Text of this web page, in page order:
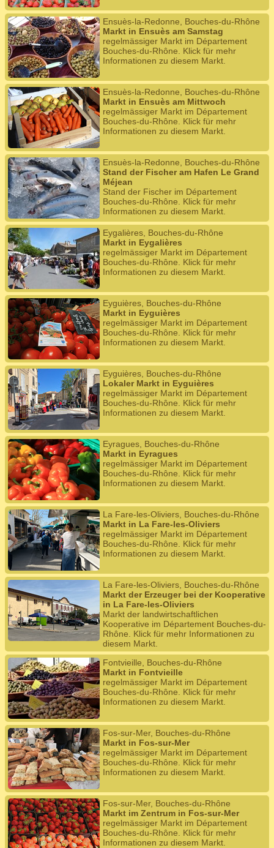
Ensuès-la-Redonne, Bouches-du-Rhône
Markt in Ensuès am Samstag
regelmässiger Markt im Département
Bouches-du-Rhône. Klick für mehr
Informationen zu diesem Markt.
Ensuès-la-Redonne, Bouches-du-Rhône
Markt in Ensuès am Mittwoch
regelmässiger Markt im Département
Bouches-du-Rhône. Klick für mehr
Informationen zu diesem Markt.
Ensuès-la-Redonne, Bouches-du-Rhône
Stand der Fischer am Hafen Le Grand
Méjean
Stand der Fischer im Département
Bouches-du-Rhône. Klick für mehr
Informationen zu diesem Markt.
Eygalières, Bouches-du-Rhône
Markt in Eygalières
regelmässiger Markt im Département
Bouches-du-Rhône. Klick für mehr
Informationen zu diesem Markt.
Eyguières, Bouches-du-Rhône
Markt in Eyguières
regelmässiger Markt im Département
Bouches-du-Rhône. Klick für mehr
Informationen zu diesem Markt.
Eyguières, Bouches-du-Rhône
Lokaler Markt in Eyguières
regelmässiger Markt im Département
Bouches-du-Rhône. Klick für mehr
Informationen zu diesem Markt.
Eyragues, Bouches-du-Rhône
Markt in Eyragues
regelmässiger Markt im Département
Bouches-du-Rhône. Klick für mehr
Informationen zu diesem Markt.
La Fare-les-Oliviers, Bouches-du-Rhône
Markt in La Fare-les-Oliviers
regelmässiger Markt im Département
Bouches-du-Rhône. Klick für mehr
Informationen zu diesem Markt.
La Fare-les-Oliviers, Bouches-du-Rhône
Markt der Erzeuger bei der Kooperative
in La Fare-les-Oliviers
Markt der landwirtschaftlichen
Kooperative im Département Bouches-du-
Rhône. Klick für mehr Informationen zu
diesem Markt.
Fontvieille, Bouches-du-Rhône
Markt in Fontvieille
regelmässiger Markt im Département
Bouches-du-Rhône. Klick für mehr
Informationen zu diesem Markt.
Fos-sur-Mer, Bouches-du-Rhône
Markt in Fos-sur-Mer
regelmässiger Markt im Département
Bouches-du-Rhône. Klick für mehr
Informationen zu diesem Markt.
Fos-sur-Mer, Bouches-du-Rhône
Markt im Zentrum in Fos-sur-Mer
regelmässiger Markt im Département
Bouches-du-Rhône. Klick für mehr
Informationen zu diesem Markt.